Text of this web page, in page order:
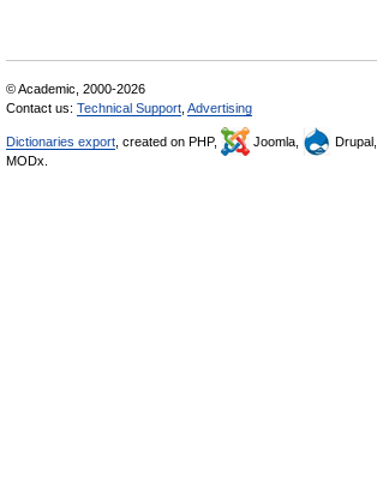
© Academic, 2000-2026
Contact us: Technical Support Advertising
Dictionaries export , created on PHP, Joomla, Drupal,
MODx.